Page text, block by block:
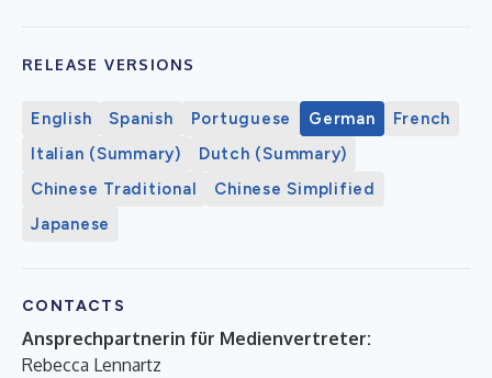
RELEASE VERSIONS
English Spanish Portuguese German
French
Italian (Summary)
Dutch (Summary)
Chinese Traditional
Chinese Simplified
Japanese
CONTACTS
Ansprechpartnerin für Medienvertreter:
Rebecca Lennartz